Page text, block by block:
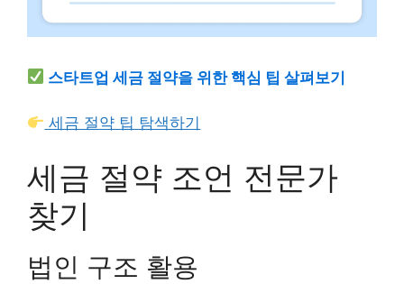
스타트업 세금 절약을 위한 핵심 팁 살펴보기
세금 절약 팁 탐색하기
세금 절약 조언 전문가
찾기
법인 구조 활용